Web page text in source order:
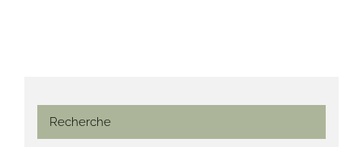
Recherche